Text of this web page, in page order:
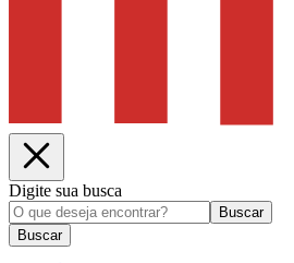
Digite sua busca
Buscar
Buscar